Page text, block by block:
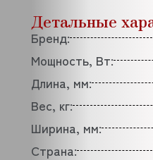
Детальные
Бренд:
Мощность, Вт:
Длина, мм:
Вес, кг:
Ширина, мм:
Страна: